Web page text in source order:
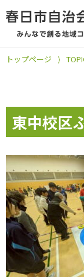
トップページ ⟩
東中校区